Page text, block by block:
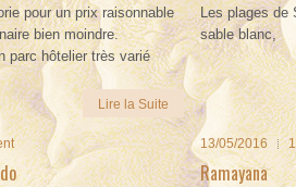
pour un prix raisonnable
bien moindre.
parc hôtelier très varié
Lire la Suite
Les plages de
sable blanc,
13/05/2016
Ramayana